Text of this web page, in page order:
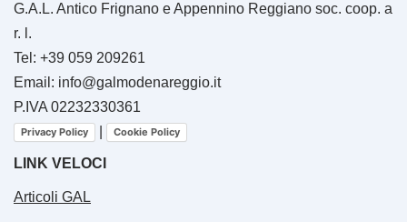
G.A.L. Antico Frignano e Appennino Reggiano soc. coop. a
r. l.
Tel: +39 059 209261
Email: info@galmodenareggio.it
P.IVA 02232330361
Privacy Policy Cookie Policy
LINK VELOCI
Articoli GAL